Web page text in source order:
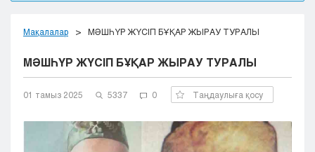
Актобе
Жезказган
Караганда
Кокшетау
Кызылорда
Мақалалар МӘШҺҮР ЖҮСІП БҰҚАР ЖЫРАУ ТУРАЛЫ
МӘШҺҮР ЖҮСІП БҰҚАР ЖЫРАУ ТУРАЛЫ
01 тамыз 2025 5337 0 Таңдаулыға қосу